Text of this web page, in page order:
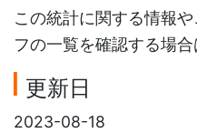
この統計に関する情報
フの一覧を確認する場合
更新日
2023-08-18